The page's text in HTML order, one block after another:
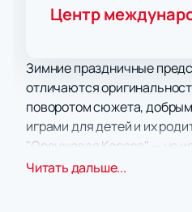
Центр
Зимние праздничные
отличаются
поворотом сюжета,
играми для детей и их
"Оранжевая Корова" — не
Интерактивное
Читать дальше...